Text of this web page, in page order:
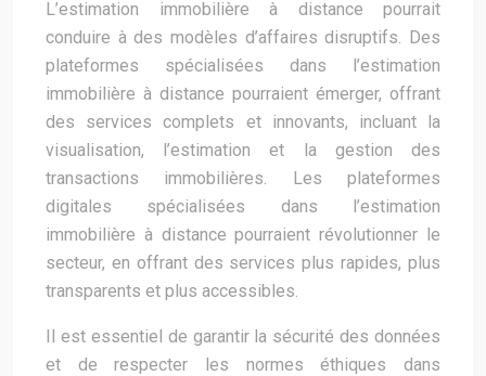
L’estimation immobilière à distance pourrait
conduire à des modèles d’affaires disruptifs. Des
plateformes spécialisées dans l’estimation
immobilière à distance pourraient émerger, offrant
des services complets et innovants, incluant la
visualisation, l’estimation et la gestion des
transactions immobilières. Les plateformes
digitales spécialisées dans l’estimation
immobilière à distance pourraient révolutionner le
secteur, en offrant des services plus rapides, plus
transparents et plus accessibles.
Il est essentiel de garantir la sécurité des données
et de respecter les normes éthiques dans